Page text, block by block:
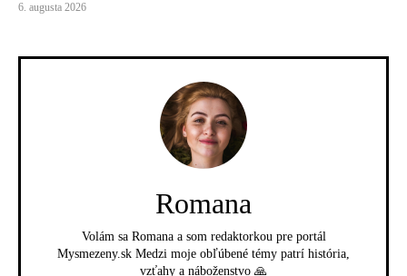
6. augusta 2026
Romana
Volám sa Romana a som redaktorkou pre portál
Mysmezeny.sk Medzi moje obľúbené témy patrí história,
vzťahy a náboženstvo 🙏